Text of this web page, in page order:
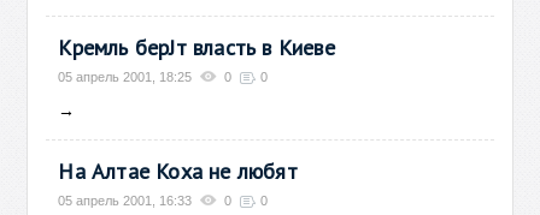
Кремль берЈт власть в Киеве
05 апрель 2001, 18:25 0 0
→
На Алтае Коха не любят
05 апрель 2001, 16:33 0 0